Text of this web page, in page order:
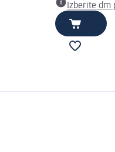
Izberite dm